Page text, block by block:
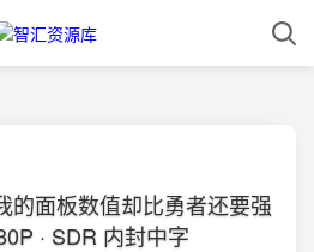
的面板数值却比勇者还要强
· SDR 内封中字